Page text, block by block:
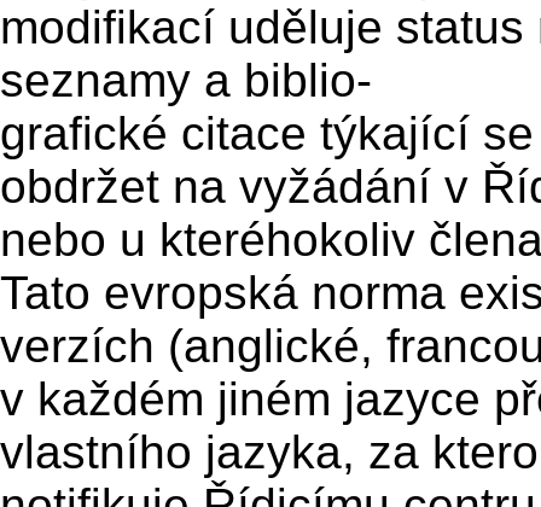
modifikací uděluje
seznamy a biblio-
grafické citace týkající
obdržet na vyžádání v
nebo u kteréhokoliv
Tato evropská norma
verzích (anglické,
v každém jiném jazyce
vlastního jazyka, za